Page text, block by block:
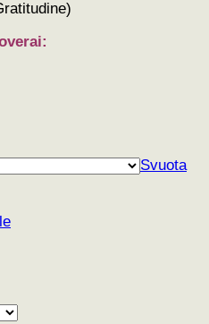
Svuota